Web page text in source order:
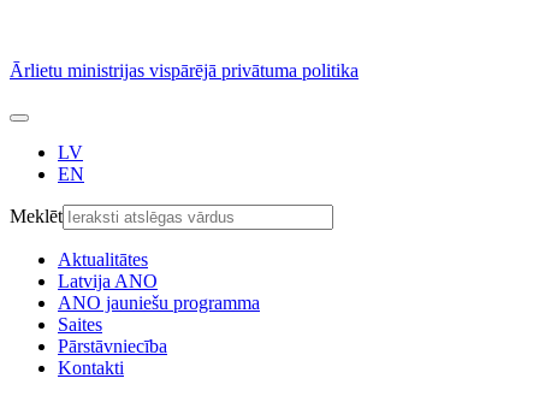
Ārlietu ministrijas vispārējā privātuma politika
LV
EN
Meklēt
Aktualitātes
Latvija ANO
ANO jauniešu programma
Saites
Pārstāvniecība
Kontakti